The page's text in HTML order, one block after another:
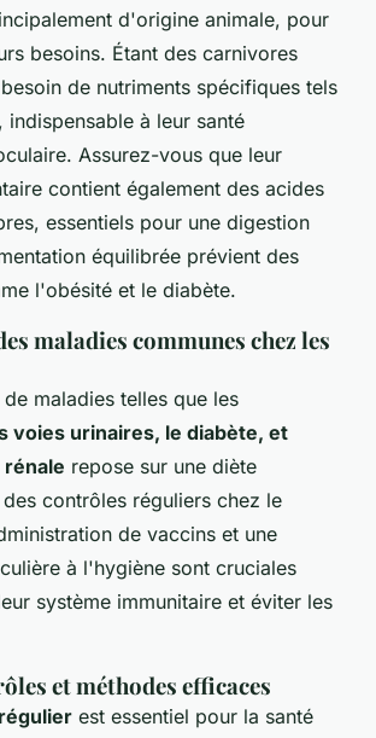
d'origine animale, pour
besoins. Étant des carnivores
de nutriments spécifiques tels
indispensable à leur santé
Assurez-vous que leur
contient également des acides
essentiels pour une digestion
équilibrée prévient des
l'obésité et le diabète.
maladies communes chez les
maladies telles que les
voies urinaires, le diabète, et
repose sur une diète
contrôles réguliers chez le
de vaccins et une
à l'hygiène sont cruciales
système immunitaire et éviter les
et méthodes efficaces
est essentiel pour la santé